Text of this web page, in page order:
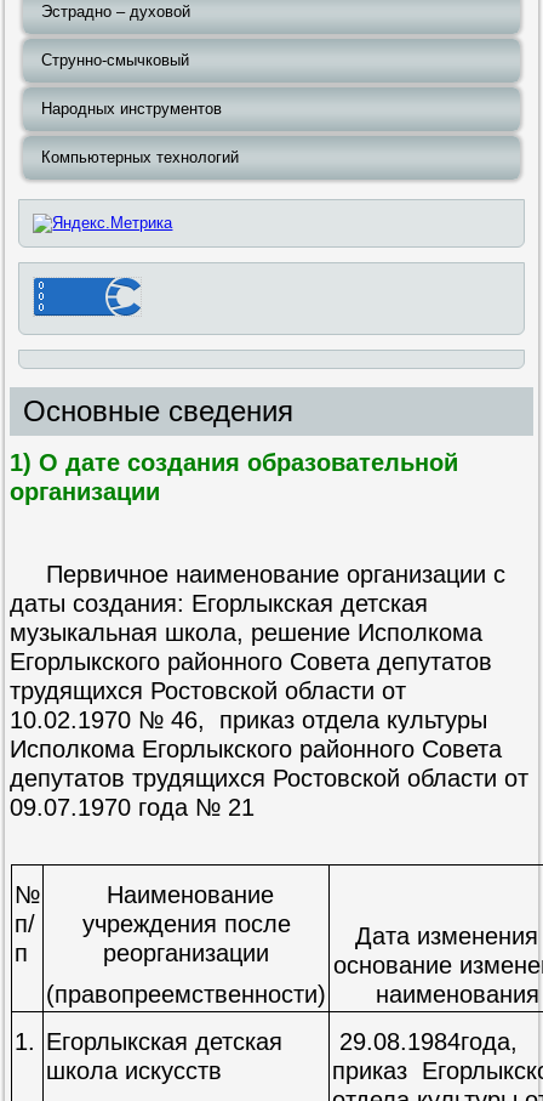
Эстрадно – духовой
Струнно-смычковый
Народных инструментов
Компьютерных технологий
Основные сведения
1) О дате создания образовательной
организации
Первичное наименование организации с
даты создания: Егорлыкская детская
музыкальная школа, решение Исполкома
Егорлыкского районного Совета депутатов
трудящихся Ростовской области от
10.02.1970 № 46, приказ отдела культуры
Исполкома Егорлыкского районного Совета
депутатов трудящихся Ростовской области от
09.07.1970 года № 21
№
п/
п
Наименование
учреждения после
реорганизации
(правопреемственности)
Дата
основание
наименования
1. Егорлыкская детская
школа искусств
29.08.1984года,
приказ